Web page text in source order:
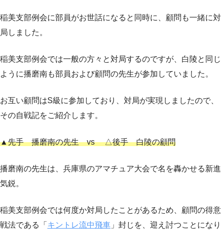
稲美支部例会に部員がお世話になると同時に、顧問も一緒に対
局しました。
稲美支部例会では一般の方々と対局するのですが、白陵と同じ
ように播磨南も部員および顧問の先生が参加していました。
お互い顧問はS級に参加しており、対局が実現しましたので、
その自戦記をご紹介します。
▲先手 播磨南の先生 vs △後手 白陵の顧問
播磨南の先生は、兵庫県のアマチュア大会で名を轟かせる新進
気鋭。
稲美支部例会では何度か対局したことがあるため、顧問の得意
戦法である「 キントレ流中飛車 」封じを、迎え討つことになり